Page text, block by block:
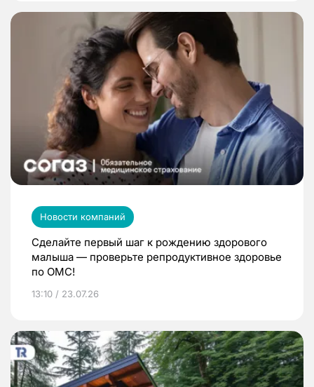
Новости компаний
Сделайте первый шаг к рождению здорового
малыша — проверьте репродуктивное здоровье
по ОМС!
13:10 / 23.07.26